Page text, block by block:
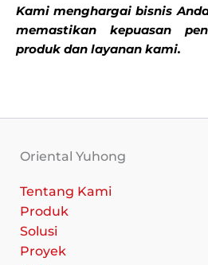
Kami menghargai bisnis
memastikan kepuasan
produk dan layanan kami.
Oriental Yuhong
Tentang Kami
Produk
Solusi
Proyek